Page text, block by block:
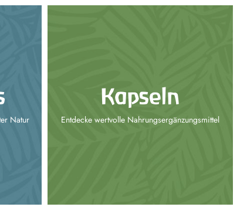
Natur
Kapseln
Entdecke wertvolle Nahrungsergänzungsmittel